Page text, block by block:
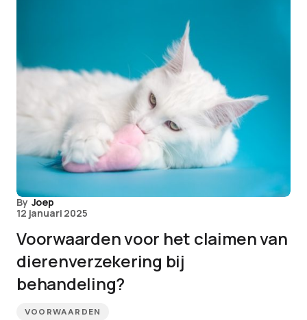
By Joep
12 januari 2025
Voorwaarden voor het claimen van
dierenverzekering bij
behandeling?
VOORWAARDEN